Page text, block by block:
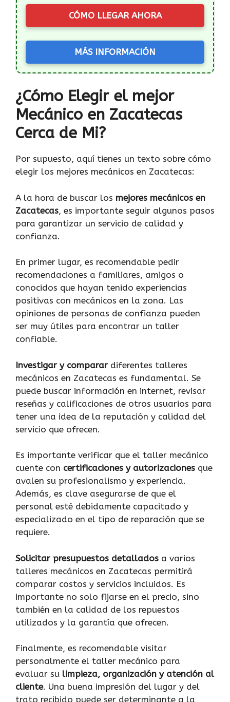
CÓMO LLEGAR AHORA
MÁS INFORMACIÓN
¿Cómo Elegir el mejor
Mecánico en Zacatecas
Cerca de Mi?
Por supuesto, aquí tienes un texto sobre cómo
elegir los mejores mecánicos en Zacatecas:
A la hora de buscar los mejores mecánicos en
Zacatecas, es importante seguir algunos pasos
para garantizar un servicio de calidad y
confianza.
En primer lugar, es recomendable pedir
recomendaciones a familiares, amigos o
conocidos que hayan tenido experiencias
positivas con mecánicos en la zona. Las
opiniones de personas de confianza pueden
ser muy útiles para encontrar un taller
confiable.
Investigar y comparar diferentes talleres
mecánicos en Zacatecas es fundamental. Se
puede buscar información en internet, revisar
reseñas y calificaciones de otros usuarios para
tener una idea de la reputación y calidad del
servicio que ofrecen.
Es importante verificar que el taller mecánico
cuente con certificaciones y autorizaciones que
avalen su profesionalismo y experiencia.
Además, es clave asegurarse de que el
personal esté debidamente capacitado y
especializado en el tipo de reparación que se
requiere.
Solicitar presupuestos detallados a varios
talleres mecánicos en Zacatecas permitirá
comparar costos y servicios incluidos. Es
importante no solo fijarse en el precio, sino
también en la calidad de los repuestos
utilizados y la garantía que ofrecen.
Finalmente, es recomendable visitar
personalmente el taller mecánico para
evaluar su limpieza, organización y atención al
cliente. Una buena impresión del lugar y del
trato recibido puede ser determinante a la